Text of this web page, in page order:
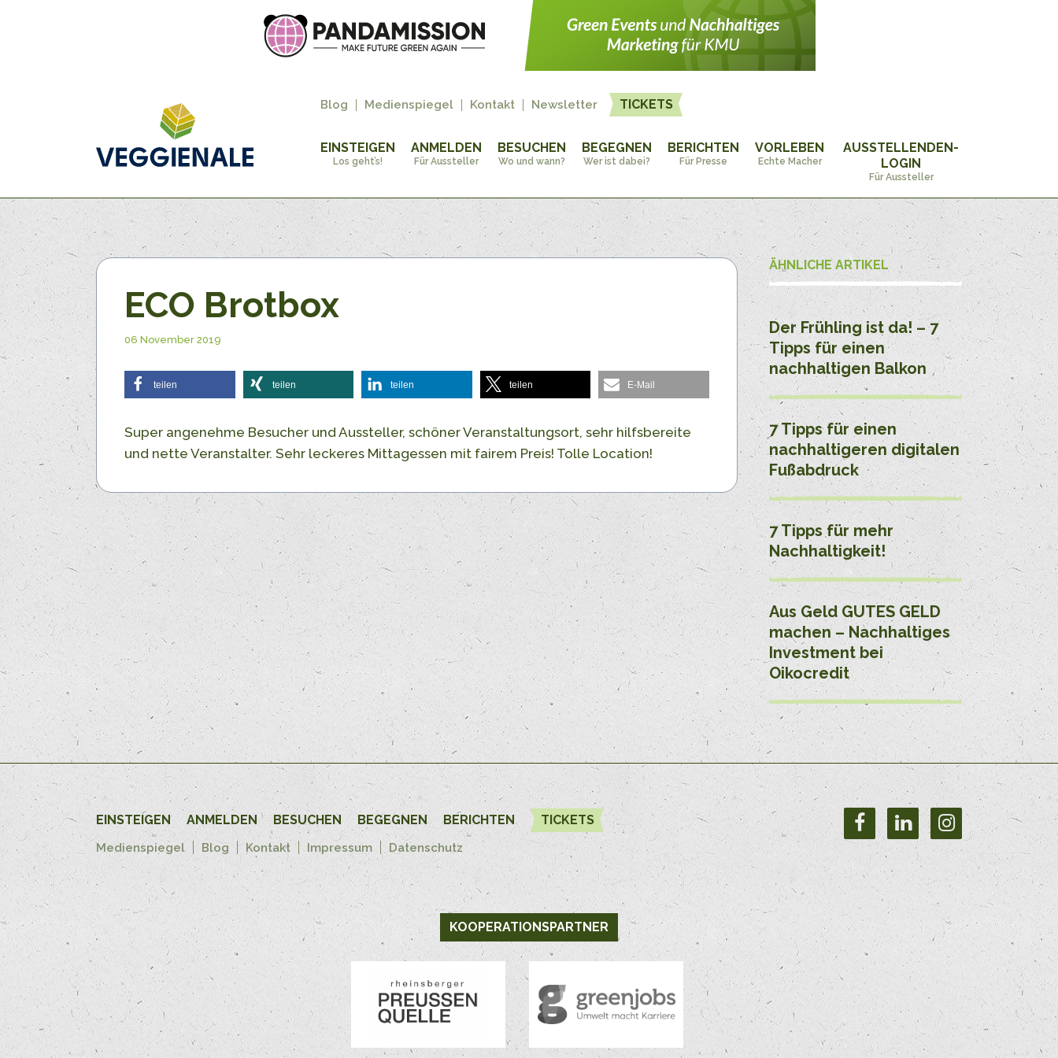
Blog Medienspiegel Kontakt Newsletter TICKETS
EINSTEIGEN
Los geht’s!
ANMELDEN
Für Aussteller
BESUCHEN
Wo und wann?
BEGEGNEN
Wer ist dabei?
BERICHTEN
Für Presse
VORLEBEN
Echte Macher
AUSSTELLENDEN-
LOGIN
Für Aussteller
ECO Brotbox
06 November 2019
teilen teilen teilen teilen E-Mail
Super angenehme Besucher und Aussteller, schöner Veranstaltungsort, sehr hilfsbereite
und nette Veranstalter. Sehr leckeres Mittagessen mit fairem Preis! Tolle Location!
ÄHNLICHE ARTIKEL
Der Frühling ist da! – 7
Tipps für einen
nachhaltigen Balkon
7 Tipps für einen
nachhaltigeren digitalen
Fußabdruck
7 Tipps für mehr
Nachhaltigkeit!
Aus Geld GUTES GELD
machen – Nachhaltiges
Investment bei
Oikocredit
EINSTEIGEN ANMELDEN BESUCHEN BEGEGNEN BERICHTEN TICKETS
Medienspiegel Blog Kontakt Impressum Datenschutz
KOOPERATIONSPARTNER